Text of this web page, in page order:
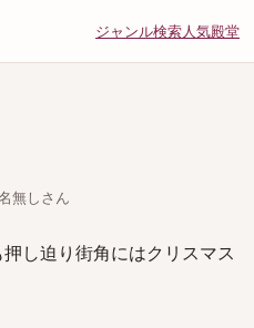
ジャンル検索人気殿堂
無しさん
し迫り街角にはクリスマス